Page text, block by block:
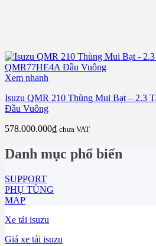
Xem nhanh
Isuzu QMR 210 Thùng Mui Bạt – 2.3
Đầu Vuông
578.000.000₫ chưa VAT
Danh mục phổ biến
SUPPORT
PHỤ TÙNG
MAP
Xe tải isuzu
Giá xe tải isuzu